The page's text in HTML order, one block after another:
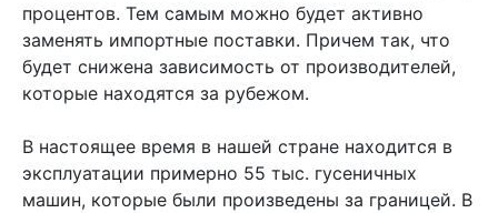
процентов. Тем самым можно будет активно
заменять импортные поставки. Причем так, что
будет снижена зависимость от производителей,
которые находятся за рубежом.
В настоящее время в нашей стране находится в
эксплуатации примерно 55 тыс. гусеничных
машин, которые были произведены за границей. В